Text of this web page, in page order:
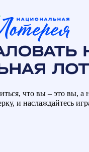
что вы – это вы, а
и наслаждайтесь